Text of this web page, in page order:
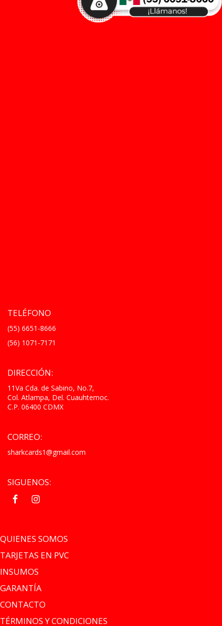
TELÉFONO
(55) 6651-8666
(56) 1071-7171
DIRECCIÓN:
11Va Cda. de Sabino, No.7,
Col. Atlampa, Del. Cuauhtemoc.
C.P. 06400 CDMX
CORREO:
sharkcards1@gmail.com
SIGUENOS:
QUIENES SOMOS
TARJETAS EN PVC
INSUMOS
GARANTÍA
CONTACTO
TÉRMINOS Y CONDICIONES